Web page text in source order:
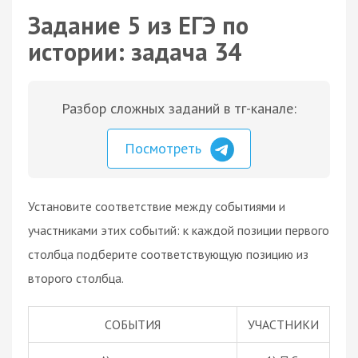
Задание 5 из ЕГЭ по
истории: задача 34
Разбор сложных заданий в тг-канале:
Посмотреть
Установите соответствие между событиями и
участниками этих событий: к каждой позиции первого
столбца подберите соответствующую позицию из
второго столбца.
СОБЫТИЯ УЧАСТНИКИ